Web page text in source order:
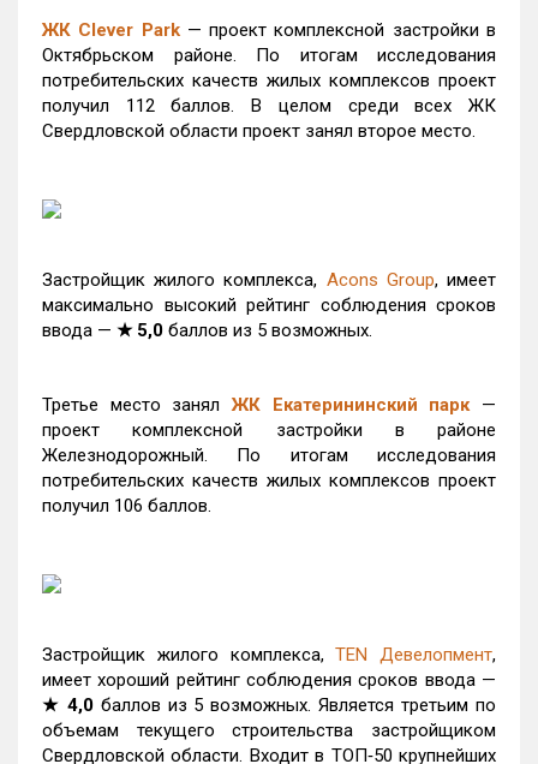
ЖК Clever Park— проект комплексной застройки в
Октябрьском районе. По итогам исследования
потребительских качеств жилых комплексов проект
получил 112 баллов. В целом среди всех ЖК
Свердловской области проект занял второе место.
Застройщик жилого комплекса, Acons Group, имеет
максимально высокий рейтинг соблюдения сроков
ввода — ★ 5,0 баллов из 5 возможных.
Третье место занялЖК Екатерининский парк—
проект комплексной застройки в районе
Железнодорожный. По итогам исследования
потребительских качеств жилых комплексов проект
получил 106 баллов.
Застройщик жилого комплекса,TEN Девелопмент,
имеет хороший рейтинг соблюдения сроков ввода —
★ 4,0баллов из 5 возможных. Является третьим по
объемам текущего строительства застройщиком
Свердловской области. Входит в ТОП‑50 крупнейших